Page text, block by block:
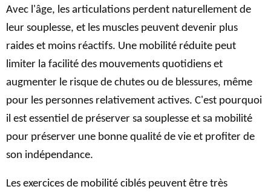
Avec l'âge, les articulations perdent naturellement de
leur souplesse, et les muscles peuvent devenir plus
raides et moins réactifs. Une mobilité réduite peut
limiter la facilité des mouvements quotidiens et
augmenter le risque de chutes ou de blessures, même
pour les personnes relativement actives. C'est pourquoi
il est essentiel de préserver sa souplesse et sa mobilité
pour préserver une bonne qualité de vie et profiter de
son indépendance.
Les exercices de mobilité ciblés peuvent être très